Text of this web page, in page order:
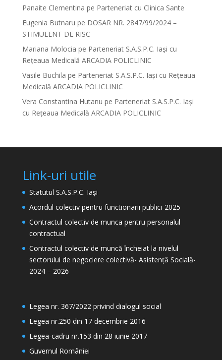
Panaite Clementina pe Parteneriat cu Clinica Sante
Eugenia Butnaru pe DOSAR NR. 2847/99/2024 –
STIMULENT DE RISC
Mariana Molocia pe Parteneriat S.A.S.P.C. Iași cu
Rețeaua Medicală ARCADIA POLICLINIC
Vasile Buchila pe Parteneriat S.A.S.P.C. Iași cu Rețeaua
Medicală ARCADIA POLICLINIC
Vera Constantina Hutanu pe Parteneriat S.A.S.P.C. Iași
cu Rețeaua Medicală ARCADIA POLICLINIC
Link-uri utile
Statutul S.A.S.P.C. Iași
Acordul colectiv pentru functionarii publici-2025
Contractul colectiv de munca pentru personalul
contractual
Contractul colectiv de muncă încheiat la nivelul
sectorului de negociere colectivă- Asistență Socială-
2024 – 2026
Legea nr. 367/2022 privind dialogul social
Legea nr.250 din 17 decembrie 2016
Legea-cadru nr.153 din 28 iunie 2017
Guvernul României